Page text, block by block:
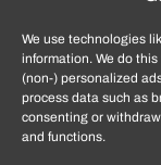
We use technologies
information. We do
(non-) personalized
process data such as
consenting or
and functions.
smartphone
di tutte le